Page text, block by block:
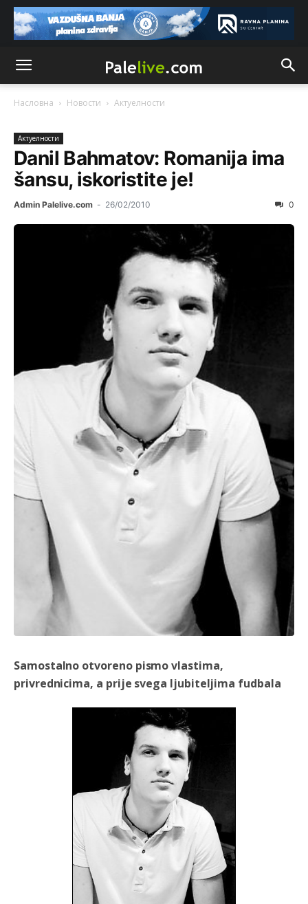
Насловна Новости Актуeлности
Актуeлности
Danil Bahmatov: Romanija ima
šansu, iskoristite je!
Admin Palelive.com - 26/02/2010 0
Samostalno otvoreno pismo vlastima,
privrednicima, a prije svega ljubiteljima fudbala